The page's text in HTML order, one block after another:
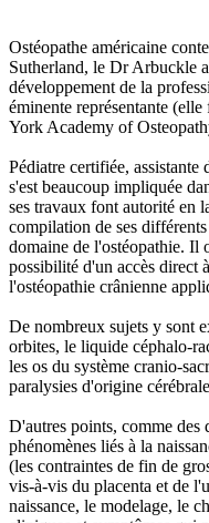
Ostéopathe américaine
Sutherland, le Dr Arbuckle
développement de la
éminente représentante
York Academy of
Pédiatre certifiée,
s'est beaucoup impliquée
ses travaux font autorité en
compilation de ses
domaine de l'ostéopathie. Il
possibilité d'un accès direct
l'ostéopathie crânienne
De nombreux sujets y sont
orbites, le liquide céphalo-
les os du système cranio-
paralysies d'origine
D'autres points, comme des
phénomènes liés à la
(les contraintes de fin de
vis-à-vis du placenta et de
naissance, le modelage, le